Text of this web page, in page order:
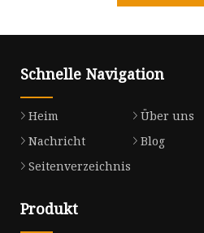
Schnelle Navigation
Heim Über uns
Nachricht
Blog
Seitenverzeichnis
Produkt